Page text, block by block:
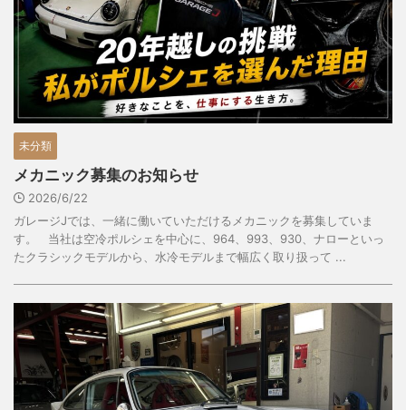
未分類
メカニック募集のお知らせ
2026/6/22
ガレージJでは、一緒に働いていただけるメカニックを募集していま
す。 当社は空冷ポルシェを中心に、964、993、930、ナローといっ
たクラシックモデルから、水冷モデルまで幅広く取り扱って ...